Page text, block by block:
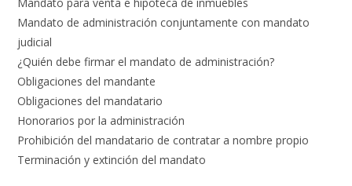
Mandato de administración conjuntamente con mandato
judicial
¿Quién debe firmar el mandato de administración?
Obligaciones del mandante
Obligaciones del mandatario
Honorarios por la administración
Prohibición del mandatario de contratar a nombre propio
Terminación y extinción del mandato